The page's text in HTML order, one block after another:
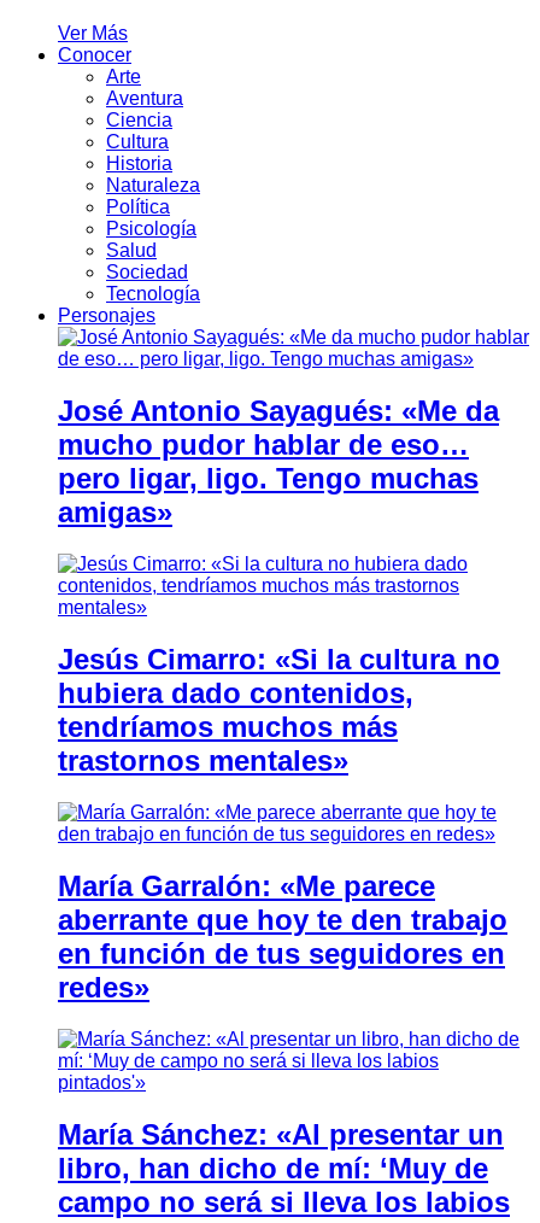
Ver Más
Conocer
Arte
Aventura
Ciencia
Cultura
Historia
Naturaleza
Política
Psicología
Salud
Sociedad
Tecnología
Personajes
José Antonio Sayagués: «Me da
mucho pudor hablar de eso…
pero ligar, ligo. Tengo muchas
amigas»
Jesús Cimarro: «Si la cultura no
hubiera dado contenidos,
tendríamos muchos más
trastornos mentales»
María Garralón: «Me parece
aberrante que hoy te den trabajo
en función de tus seguidores en
redes»
María Sánchez: «Al presentar un
libro, han dicho de mí: ‘Muy de
campo no será si lleva los labios